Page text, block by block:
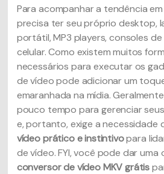
Para acompanhar a tendência
precisa ter seu próprio desktop,
portátil, MP3 players, consoles
celular. Como existem muitos
necessários para executar os
de vídeo pode adicionar um
emaranhada na mídia.
pouco tempo para gerenciar
e, portanto, exige a necessidade
vídeo prático e instintivopara
de vídeo. FYI, você pode dar
conversor de vídeo MKV grátis